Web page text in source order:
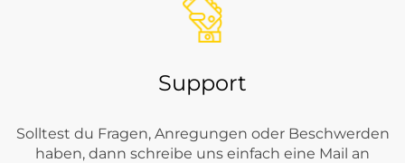
Support
Solltest du Fragen, Anregungen oder Beschwerden
haben, dann schreibe uns einfach eine Mail an